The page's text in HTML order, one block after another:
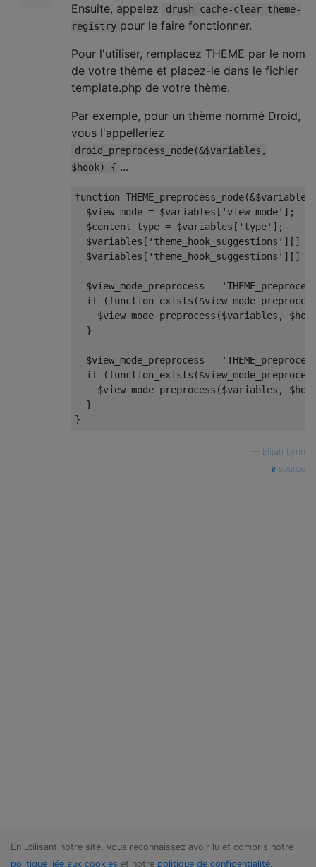
Ensuite, appelez
drush cache-clear theme-
registry pour le faire fonctionner.
Pour l'utiliser, remplacez THEME par le nom
de votre thème et placez-le dans le fichier
template.php de votre thème.
Par exemple, pour un thème nommé Droid,
vous l'appelleriez
droid_preprocess_node(&$variables,
$hook) { ...
function THEME_preprocess_node(&$variables
  $view_mode
= $variables [ 'view_mode' ];
  $content_type
= $variables [ 'type' ];
  $variables
[ 'theme_hook_suggestions' ][]
  $variables
[ 'theme_hook_suggestions' ][]
  $view_mode_preprocess
=
if
(function_exists (
    $view_mode_preprocess
($variables ,
}
  $view_mode_preprocess
=
if
(function_exists (
    $view_mode_preprocess
($variables ,
}
}
Elijah Lynn
source
En utilisant notre site, vous reconnaissez avoir lu et compris notre
politique liée aux cookies et notre politique de confidentialité.